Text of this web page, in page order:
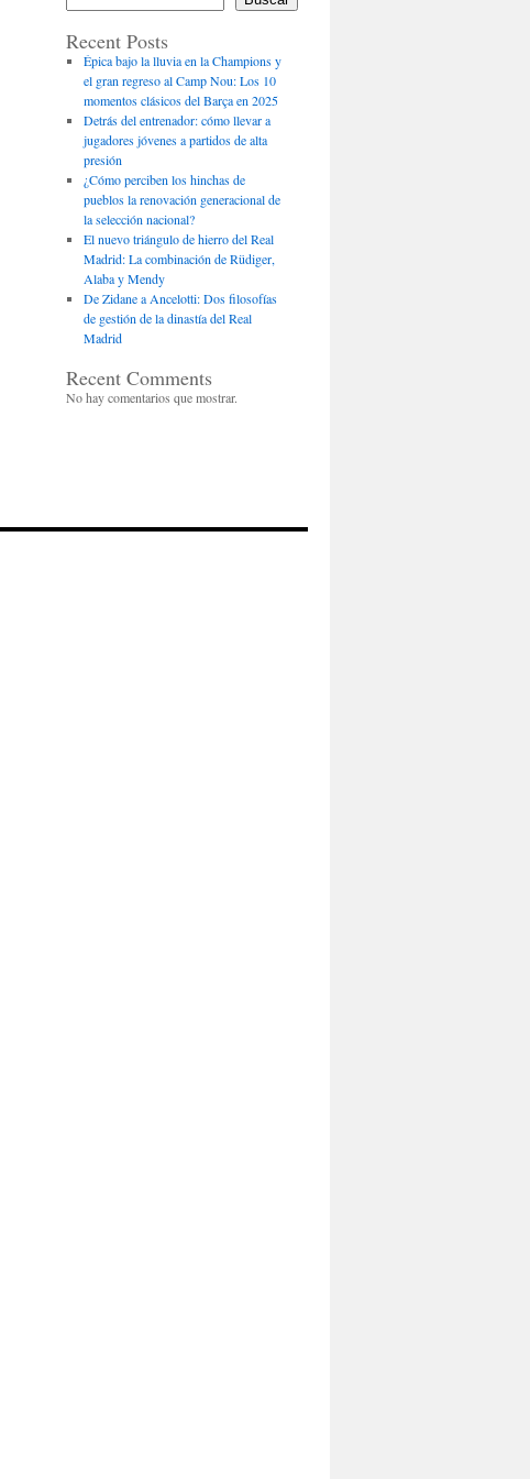
Recent Posts
Épica bajo la lluvia en la Champions y
el gran regreso al Camp Nou: Los 10
momentos clásicos del Barça en 2025
Detrás del entrenador: cómo llevar a
jugadores jóvenes a partidos de alta
presión
¿Cómo perciben los hinchas de
pueblos la renovación generacional de
la selección nacional?
El nuevo triángulo de hierro del Real
Madrid: La combinación de Rüdiger,
Alaba y Mendy
De Zidane a Ancelotti: Dos filosofías
de gestión de la dinastía del Real
Madrid
Recent Comments
No hay comentarios que mostrar.